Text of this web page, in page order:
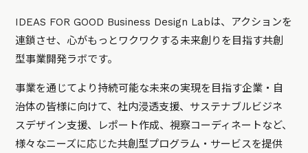
IDEAS FOR GOOD Business Design Labは、アクションを
連鎖させ、心がもっとワクワクする未来創りを目指す共創
型事業開発ラボです。
事業を通じてより持続可能な未来の実現を目指す企業・自
治体の皆様に向けて、社内浸透支援、サステナブルビジネ
スデザイン支援、レポート作成、視察コーディネートなど、
様々なニーズに応じた共創型プログラム・サービスを提供